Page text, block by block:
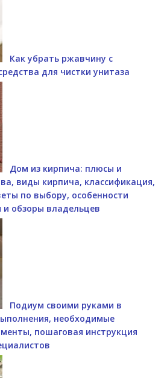
Как убрать ржавчину с
для чистки унитаза
Дом из кирпича: плюсы и
виды кирпича, классификация,
по выбору, особенности
обзоры владельцев
Подиум своими руками в
необходимые
пошаговая инструкция